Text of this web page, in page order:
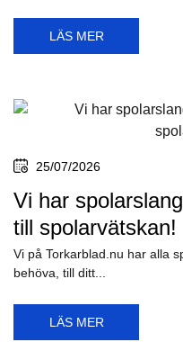
LÄS MER
25/07/2026
Vi har
till spolarvätskan!
Vi på Torkarblad.nu har alla
behöva, till ditt...
LÄS MER